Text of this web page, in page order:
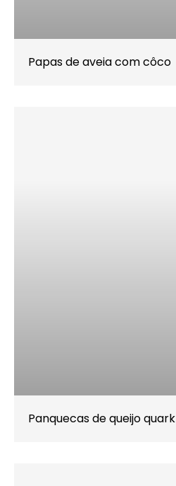
Papas de aveia com côco
Panquecas de queijo quark